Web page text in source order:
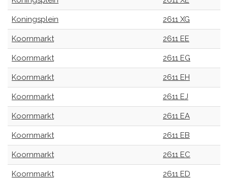
Koningsplein 2611 XG
Koornmarkt 2611 EE
Koornmarkt 2611 EG
Koornmarkt 2611 EH
Koornmarkt 2611 EJ
Koornmarkt 2611 EA
Koornmarkt 2611 EB
Koornmarkt 2611 EC
Koornmarkt 2611 ED